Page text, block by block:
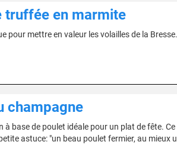
truffée en marmite
pour mettre en valeur les volailles de la
champagne
à base de poulet idéale pour un plat de fête.
astuce: "un beau poulet fermier, au mieux